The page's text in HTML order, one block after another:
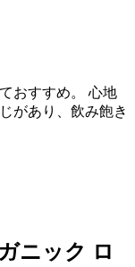
おすすめ。 心地
があり、飲み飽き
ニック ロ